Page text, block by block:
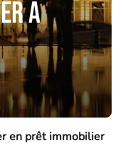
à
en prêt immobilier